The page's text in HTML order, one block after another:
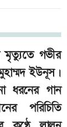
মৃত্যুতে গভীর
ইউনূস।
ধরনের গান
পরিচিতি